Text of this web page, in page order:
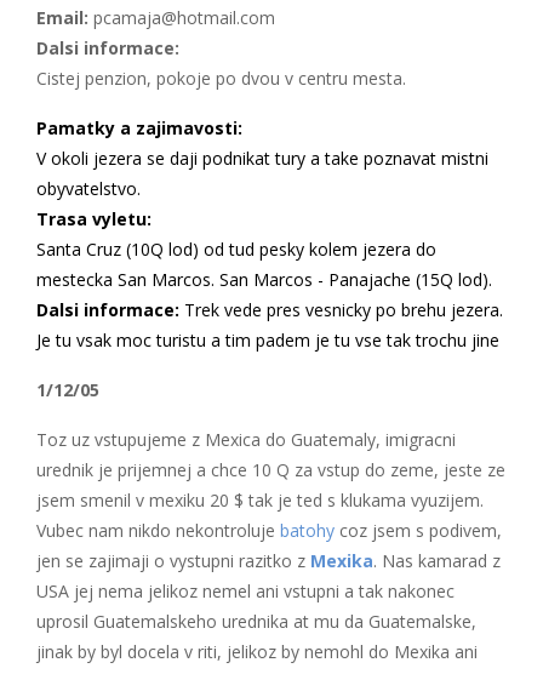
Email: pcamaja@hotmail.com
Dalsi informace:
Cistej penzion, pokoje po dvou v centru mesta.
Pamatky a zajimavosti:
V okoli jezera se daji podnikat tury a take poznavat mistni
obyvatelstvo.
Trasa vyletu:
Santa Cruz (10Q lod) od tud pesky kolem jezera do
mestecka San Marcos. San Marcos - Panajache (15Q lod).
Dalsi informace: Trek vede pres vesnicky po brehu jezera.
Je tu vsak moc turistu a tim padem je tu vse tak trochu jine
1/12/05
Toz uz vstupujeme z Mexica do Guatemaly, imigracni
urednik je prijemnej a chce 10 Q za vstup do zeme, jeste ze
jsem smenil v mexiku 20 $ tak je ted s klukama vyuzijem.
Vubec nam nikdo nekontroluje batohy coz jsem s podivem,
jen se zajimaji o vystupni razitko z Mexika. Nas kamarad z
USA jej nema jelikoz nemel ani vstupni a tak nakonec
uprosil Guatemalskeho urednika at mu da Guatemalske,
jinak by byl docela v riti, jelikoz by nemohl do Mexika ani